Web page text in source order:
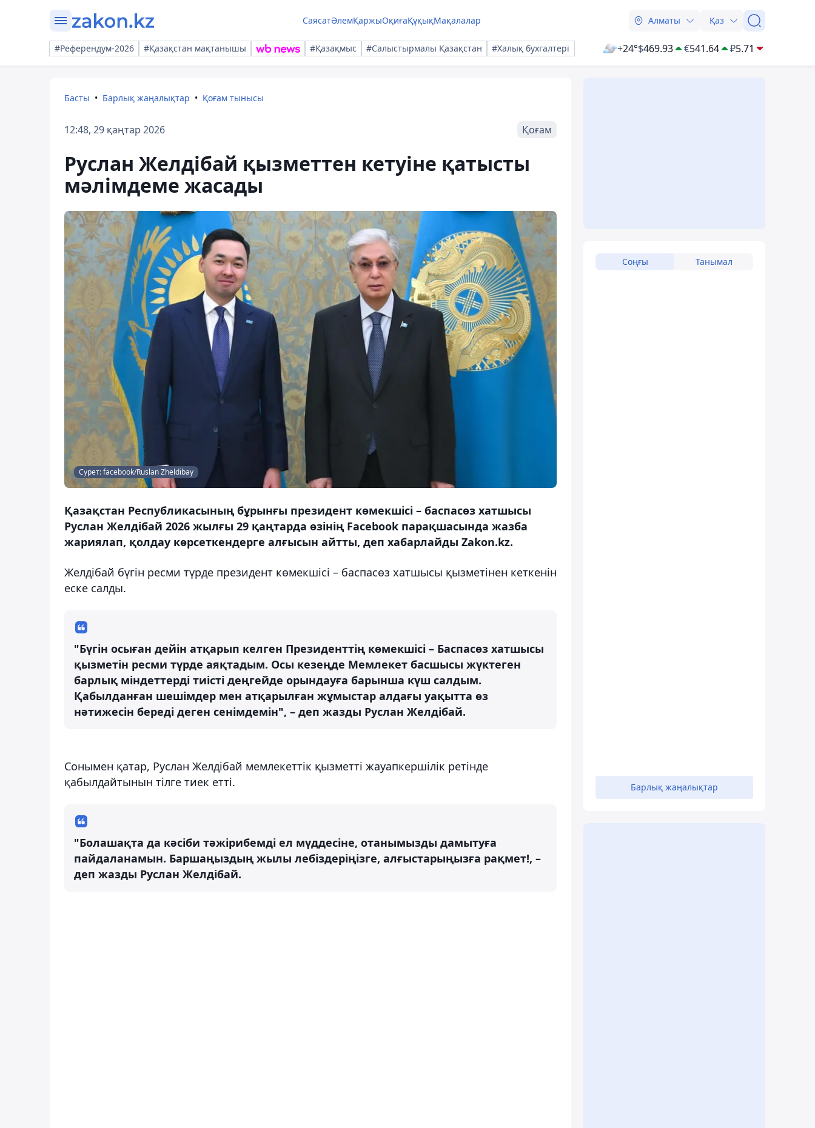
СаясатӘлемҚаржыОқиғаҚұқықМақалалар Алматы Қаз
#Референдум-2026 #Қазақстан мақтанышы #Қазақмыс #Салыстырмалы Қазақстан #Халық бухгалтері +24°$469.93 €541.64 ₽5.71
Басты Барлық жаңалықтар Қоғам тынысы
12:48, 29 қаңтар 2026 Қоғам
Руслан Желдібай қызметтен кетуіне қатысты
мәлімдеме жасады
Сурет: facebook/Ruslan Zheldibay
Қазақстан Республикасының бұрынғы президент көмекшісі – баспасөз хатшысы
Руслан Желдібай 2026 жылғы 29 қаңтарда өзінің Facebook парақшасында жазба
жариялап, қолдау көрсеткендерге алғысын айтты, деп хабарлайды Zakon.kz.
Желдібай бүгін ресми түрде президент көмекшісі – баспасөз хатшысы қызметінен кеткенін
еске салды.
"Бүгін осыған дейін атқарып келген Президенттің көмекшісі – Баспасөз хатшысы
қызметін ресми түрде аяқтадым. Осы кезеңде Мемлекет басшысы жүктеген
барлық міндеттерді тиісті деңгейде орындауға барынша күш салдым.
Қабылданған шешімдер мен атқарылған жұмыстар алдағы уақытта өз
нәтижесін береді деген сенімдемін", – деп жазды Руслан Желдібай.
Сонымен қатар, Руслан Желдібай мемлекеттік қызметті жауапкершілік ретінде
қабылдайтынын тілге тиек етті.
"Болашақта да кәсіби тәжірибемді ел мүддесіне, отанымызды дамытуға
пайдаланамын. Баршаңыздың жылы лебіздеріңізге, алғыстарыңызға рақмет!, –
деп жазды Руслан Желдібай.
Соңғы Танымал
Барлық жаңалықтар